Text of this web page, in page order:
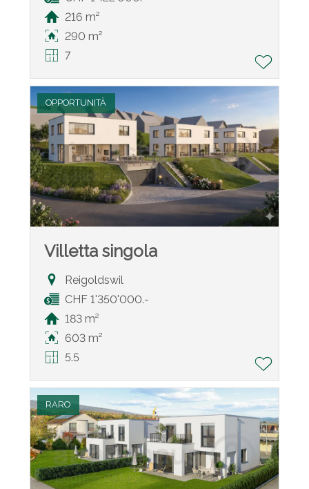
216 m²
290 m²
7
OPPORTUNITÀ
Villetta singola
Reigoldswil
CHF 1'350'000.-
183 m²
603 m²
5.5
RARO